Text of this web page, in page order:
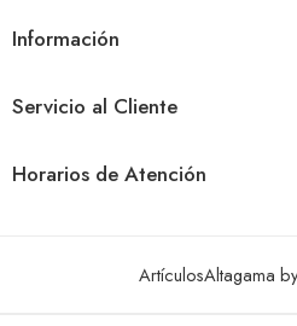
Información
Servicio al Cliente
Horarios de Atención
ArtículosAltagama